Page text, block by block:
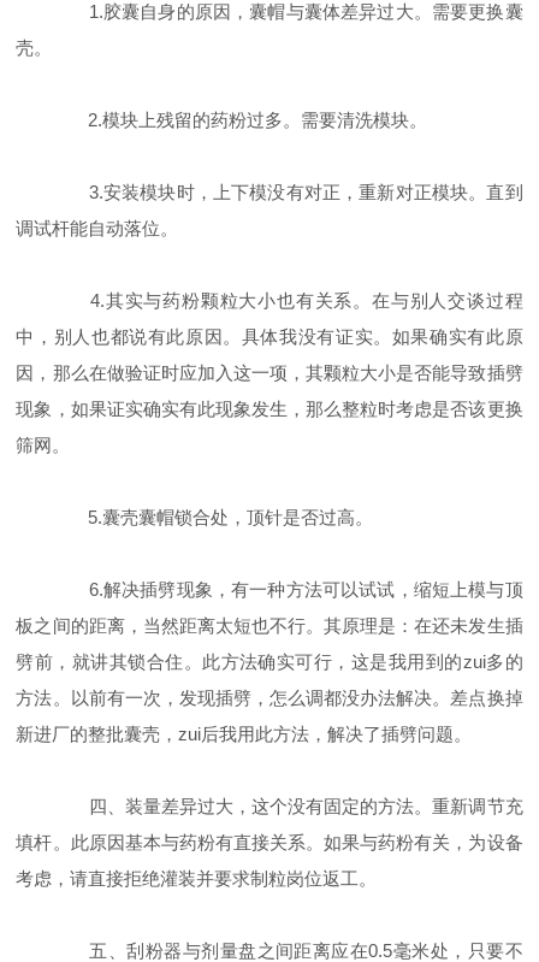
1.胶囊自身的原因，囊帽与囊体差异过大。需要更换囊
壳。
2.模块上残留的药粉过多。需要清洗模块。
3.安装模块时，上下模没有对正，重新对正模块。直到
调试杆能自动落位。
4.其实与药粉颗粒大小也有关系。在与别人交谈过程
中，别人也都说有此原因。具体我没有证实。如果确实有此原
因，那么在做验证时应加入这一项，其颗粒大小是否能导致插劈
现象，如果证实确实有此现象发生，那么整粒时考虑是否该更换
筛网。
5.囊壳囊帽锁合处，顶针是否过高。
6.解决插劈现象，有一种方法可以试试，缩短上模与顶
板之间的距离，当然距离太短也不行。其原理是：在还未发生插
劈前，就讲其锁合住。此方法确实可行，这是我用到的zui多的
方法。以前有一次，发现插劈，怎么调都没办法解决。差点换掉
新进厂的整批囊壳，zui后我用此方法，解决了插劈问题。
四、装量差异过大，这个没有固定的方法。重新调节充
填杆。此原因基本与药粉有直接关系。如果与药粉有关，为设备
考虑，请直接拒绝灌装并要求制粒岗位返工。
五、刮粉器与剂量盘之间距离应在0.5毫米处，只要不